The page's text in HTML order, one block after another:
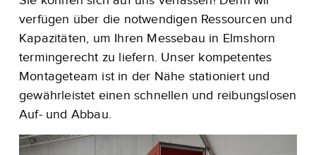
verfügen über die notwendigen Ressourcen und
Kapazitäten, um Ihren Messebau in Elmshorn
termingerecht zu liefern. Unser kompetentes
Montageteam ist in der Nähe stationiert und
gewährleistet einen schnellen und reibungslosen
Auf- und Abbau.